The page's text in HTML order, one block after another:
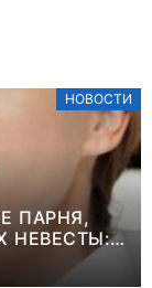
НОВОСТИ
ПАРНЯ,
НЕВЕСТЫ: